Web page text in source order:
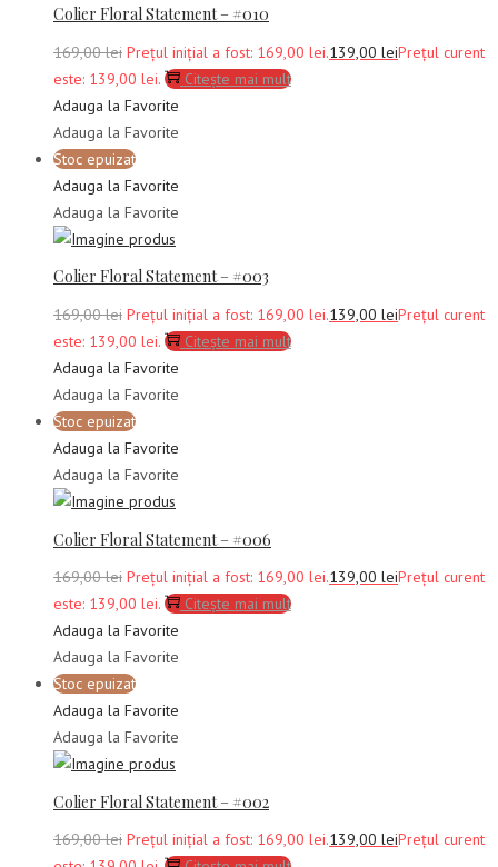
Colier Floral Statement – #010
169,00lei Prețul inițial a fost: 169,00 lei.139,00 leiPrețul curent
este: 139,00 lei.
Citește mai mult
Adauga la Favorite
Adauga la Favorite
Stoc epuizat
Adauga la Favorite
Adauga la Favorite
Colier Floral Statement – #003
169,00lei Prețul inițial a fost: 169,00 lei.139,00 leiPrețul curent
este: 139,00 lei.
Citește mai mult
Adauga la Favorite
Adauga la Favorite
Stoc epuizat
Adauga la Favorite
Adauga la Favorite
Colier Floral Statement – #006
169,00lei Prețul inițial a fost: 169,00 lei.139,00 leiPrețul curent
este: 139,00 lei.
Citește mai mult
Adauga la Favorite
Adauga la Favorite
Stoc epuizat
Adauga la Favorite
Adauga la Favorite
Colier Floral Statement – #002
169,00lei Prețul inițial a fost: 169,00 lei.139,00 leiPrețul curent